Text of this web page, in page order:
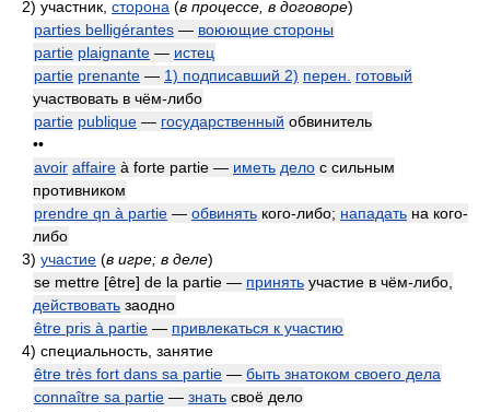
2) участник, сторона (в процессе, в договоре)
parties belligérantes — воюющие стороны
partie plaignante — истец
partie prenante — 1) подписавший 2) перен.
готовый
участвовать в чём-либо
partie publique — государственный обвинитель
••
avoir affaire à forte partie — иметь дело с сильным
противником
prendre qn à partie — обвинять кого-либо; нападать на кого-
либо
3) участие (в игре; в деле)
se mettre [être] de la partie — принять участие в чём-либо,
действовать заодно
être pris à partie — привлекаться к участию
4) специальность, занятие
être très fort dans sa partie — быть знатоком своего дела
connaître sa partie — знать своё дело